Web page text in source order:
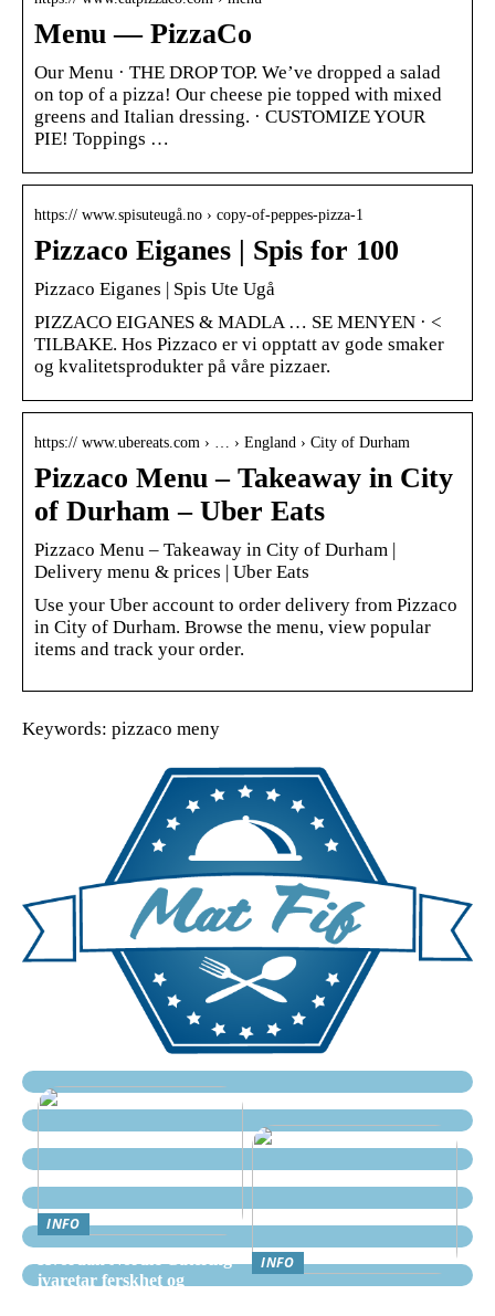
Menu — PizzaCo
Our Menu · THE DROP TOP. We’ve dropped a salad
on top of a pizza! Our cheese pie topped with mixed
greens and Italian dressing. · CUSTOMIZE YOUR
PIE! Toppings …
https:// www.spisuteugå.no › copy-of-peppes-pizza-1
Pizzaco Eiganes | Spis for 100
Pizzaco Eiganes | Spis Ute Ugå
PIZZACO EIGANES & MADLA … SE MENYEN · <
TILBAKE. Hos Pizzaco er vi opptatt av gode smaker
og kvalitetsprodukter på våre pizzaer.
https:// www.ubereats.com › … › England › City of Durham
Pizzaco Menu – Takeaway in City
of Durham – Uber Eats
Pizzaco Menu – Takeaway in City of Durham |
Delivery menu & prices | Uber Eats
Use your Uber account to order delivery from Pizzaco
in City of Durham. Browse the menu, view popular
items and track your order.
Keywords: pizzaco meny
INFO
Hvordan Nordic Catering
ivaretar ferskhet og
INFO